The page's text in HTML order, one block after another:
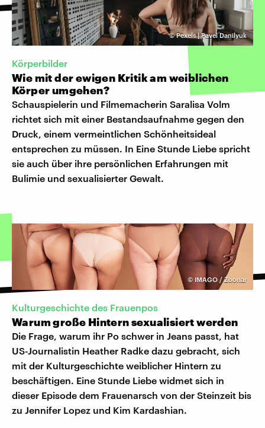
©Pexels | Pavel Danilyuk
Körperbilder
Wie mit der ewigen Kritik am weiblichen
Körper umgehen?
Schauspielerin und Filmemacherin Saralisa Volm
richtet sich mit einer Bestandsaufnahme gegen den
Druck, einem vermeintlichen Schönheitsideal
entsprechen zu müssen. In Eine Stunde Liebe spricht
sie auch über ihre persönlichen Erfahrungen mit
Bulimie und sexualisierter Gewalt.
© IMAGO / Zoonar
Kulturgeschichte des Frauenpos
Warum große Hintern sexualisiert werden
Die Frage, warum ihr Po schwer in Jeans passt, hat
US-Journalistin Heather Radke dazu gebracht, sich
mit der Kulturgeschichte weiblicher Hintern zu
beschäftigen. Eine Stunde Liebe widmet sich in
dieser Episode dem Frauenarsch von der Steinzeit bis
zu Jennifer Lopez und Kim Kardashian.